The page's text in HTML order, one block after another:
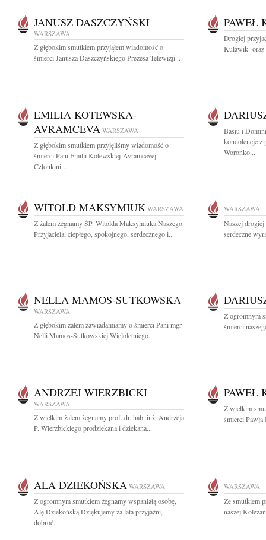
JANUSZ DASZCZYŃSKI
WARSZAWA
Z głębokim smutkiem przyjąłem wiadomość o
śmierci Janusza Daszczyńskiego Prezesa Telewizji...
PAWEŁ
Drogiej
Kulawik oraz
EMILIA KOTEWSKA-
AVRAMCEVA WARSZAWA
Z głębokim smutkiem przyjęliśmy wiadomość o
śmierci Pani Emilii Kotewskiej-Avramcevej
Członkini...
Basiu i
kondolencje z
Woronko...
WITOLD MAKSYMIUK WARSZAWA
Z żalem żegnamy ŚP. Witolda Maksymiuka Naszego
Przyjaciela, ciepłego, spokojnego, serdecznego i...
WARSZAWA
Naszej
serdeczne
NELLA MAMOS-SUTKOWSKA
WARSZAWA
Z głębokim żalem zawiadamiamy o śmierci Pani mgr
Nelli Mamos-Sutkowskiej Wieloletniego...
Z ogromnym
śmierci
ANDRZEJ WIERZBICKI
WARSZAWA
Z wielkim żalem żegnamy prof. dr. hab. inż. Andrzeja
P. Wierzbickiego prodziekana i dziekana...
PAWEŁ
Z wielkim
śmierci
ALA DZIEKOŃSKA WARSZAWA
Z ogromnym smutkiem żegnamy wspaniałą osobę,
Alę Dziekońską Dziękujemy za lata przyjaźni,
dobroć...
WARSZAWA
Ze smutkiem
naszej